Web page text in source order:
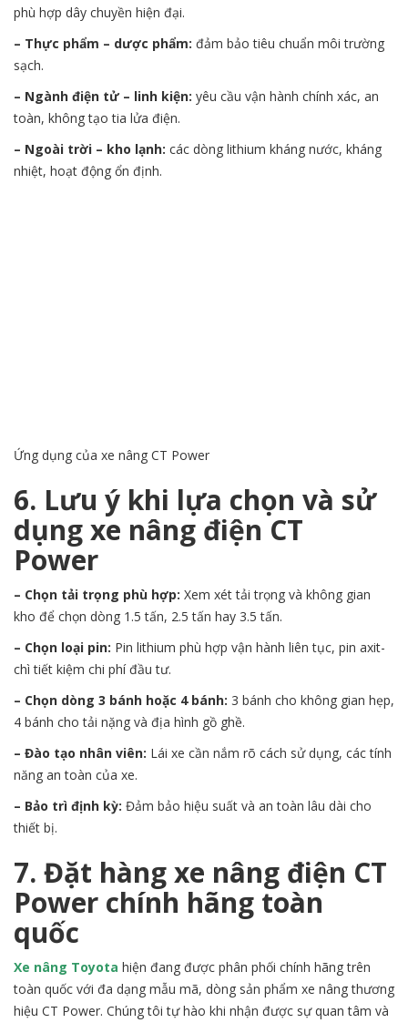
phù hợp dây chuyền hiện đại.
– Thực phẩm – dược phẩm: đảm bảo tiêu chuẩn môi trường
sạch.
– Ngành điện tử – linh kiện: yêu cầu vận hành chính xác, an
toàn, không tạo tia lửa điện.
– Ngoài trời – kho lạnh: các dòng lithium kháng nước, kháng
nhiệt, hoạt động ổn định.
Ứng dụng của xe nâng CT Power
6. Lưu ý khi lựa chọn và sử
dụng xe nâng điện CT
Power
– Chọn tải trọng phù hợp: Xem xét tải trọng và không gian
kho để chọn dòng 1.5 tấn, 2.5 tấn hay 3.5 tấn.
– Chọn loại pin: Pin lithium phù hợp vận hành liên tục, pin axit-
chì tiết kiệm chi phí đầu tư.
– Chọn dòng 3 bánh hoặc 4 bánh: 3 bánh cho không gian hẹp,
4 bánh cho tải nặng và địa hình gồ ghề.
– Đào tạo nhân viên: Lái xe cần nắm rõ cách sử dụng, các tính
năng an toàn của xe.
– Bảo trì định kỳ: Đảm bảo hiệu suất và an toàn lâu dài cho
thiết bị.
7. Đặt hàng xe nâng điện CT
Power chính hãng toàn
quốc
Xe nâng Toyota hiện đang được phân phối chính hãng trên
toàn quốc với đa dạng mẫu mã, dòng sản phẩm xe nâng thương
hiệu CT Power. Chúng tôi tự hào khi nhận được sự quan tâm và